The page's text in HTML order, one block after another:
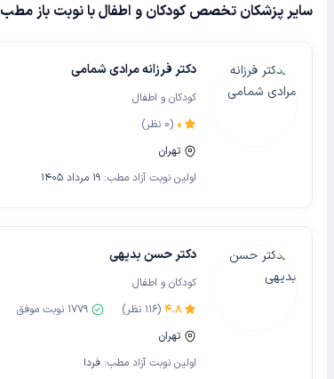
سایر پزشکان تخصص کودکان و اطفال با نوبت باز مطب
دکتر فرزانه مرادی شمامی
کودکان و اطفال
0
(
0 نظر)
تهران
اولین نوبت آزاد مطب: 19 مرداد 1405
دکتر حسن بدیهی
کودکان و اطفال
4.8
(
116 نظر) 1779 نوبت موفق
تهران
اولین نوبت آزاد مطب: فردا